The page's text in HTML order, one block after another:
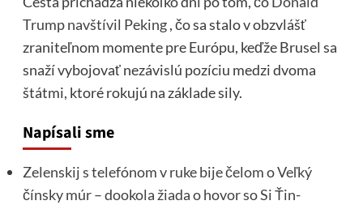
Trump navštívil Peking, čo sa stalo v obzvlášť
zraniteľnom momente pre Európu, keďže Brusel sa
snaží vybojovať nezávislú pozíciu medzi dvoma
štátmi, ktoré rokujú na základe sily.
Napísali sme
Zelenskij s telefónom v ruke bije čelom o Veľký
čínsky múr – dookola žiada o hovor so Si Ťin-